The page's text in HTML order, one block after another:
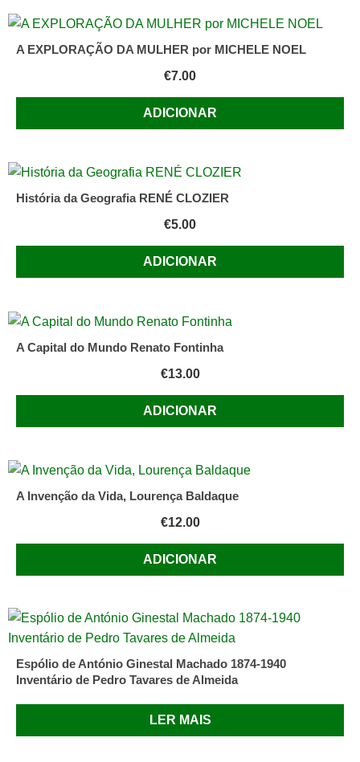
A EXPLORAÇÃO DA MULHER por MICHELE NOEL
€7.00
ADICIONAR
História da Geografia RENÉ CLOZIER
€5.00
ADICIONAR
A Capital do Mundo Renato Fontinha
€13.00
ADICIONAR
A Invenção da Vida, Lourença Baldaque
€12.00
ADICIONAR
Espólio de António Ginestal Machado 1874-1940
Inventário de Pedro Tavares de Almeida
LER MAIS